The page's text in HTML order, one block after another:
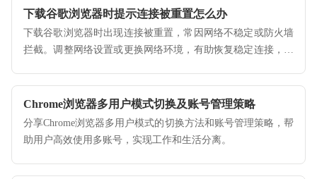
下载谷歌浏览器时提示连接被重置怎么办
下载谷歌浏览器时出现连接被重置，常因网络不稳定或防火墙
拦截。调整网络设置或更换网络环境，有助恢复稳定连接，顺
Chrome浏览器多用户模式切换及账号管理策略
分享Chrome浏览器多用户模式的切换方法和账号管理策略，帮
助用户高效使用多账号，实现工作和生活分离。